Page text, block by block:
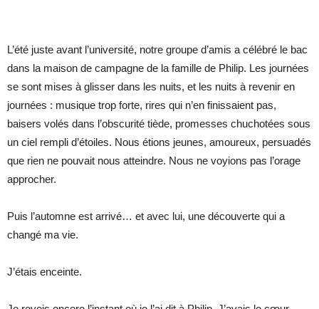
L’été juste avant l’université, notre groupe d’amis a célébré le bac
dans la maison de campagne de la famille de Philip. Les journées
se sont mises à glisser dans les nuits, et les nuits à revenir en
journées : musique trop forte, rires qui n’en finissaient pas,
baisers volés dans l’obscurité tiède, promesses chuchotées sous
un ciel rempli d’étoiles. Nous étions jeunes, amoureux, persuadés
que rien ne pouvait nous atteindre. Nous ne voyions pas l’orage
approcher.
Puis l’automne est arrivé… et avec lui, une découverte qui a
changé ma vie.
J’étais enceinte.